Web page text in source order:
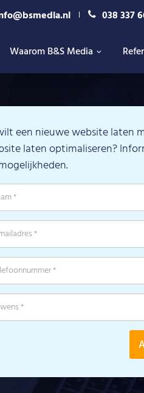
038 337
Waarom B&S Media
een nieuwe website laten
laten optimaliseren?